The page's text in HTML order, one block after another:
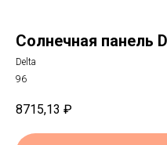
Солнечная панель
Delta
96
8715,13 ₽